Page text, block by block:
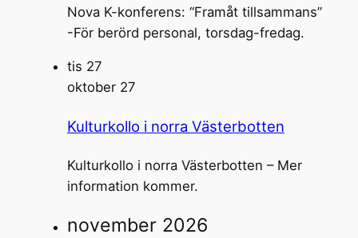
Nova K-konferens: “Framåt tillsammans”
-För berörd personal, torsdag-fredag.
tis 27
oktober 27
Kulturkollo i norra Västerbotten
Kulturkollo i norra Västerbotten – Mer
information kommer.
november 2026